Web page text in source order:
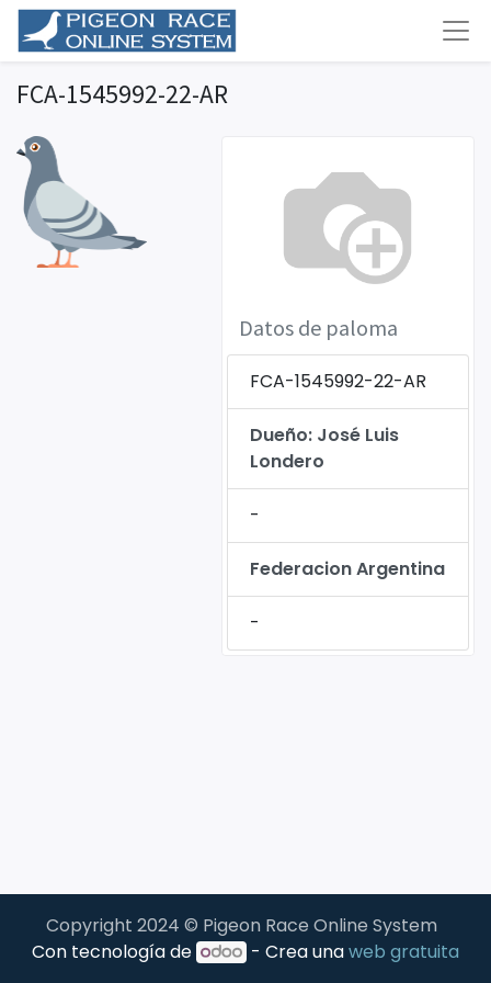
FCA-1545992-22-AR
Datos de paloma
FCA-1545992-22-AR
Dueño: José Luis
Londero
-
Federacion Argentina
-
Copyright 2024 © Pigeon Race Online System
Con tecnología de
- Crea unaweb gratuita